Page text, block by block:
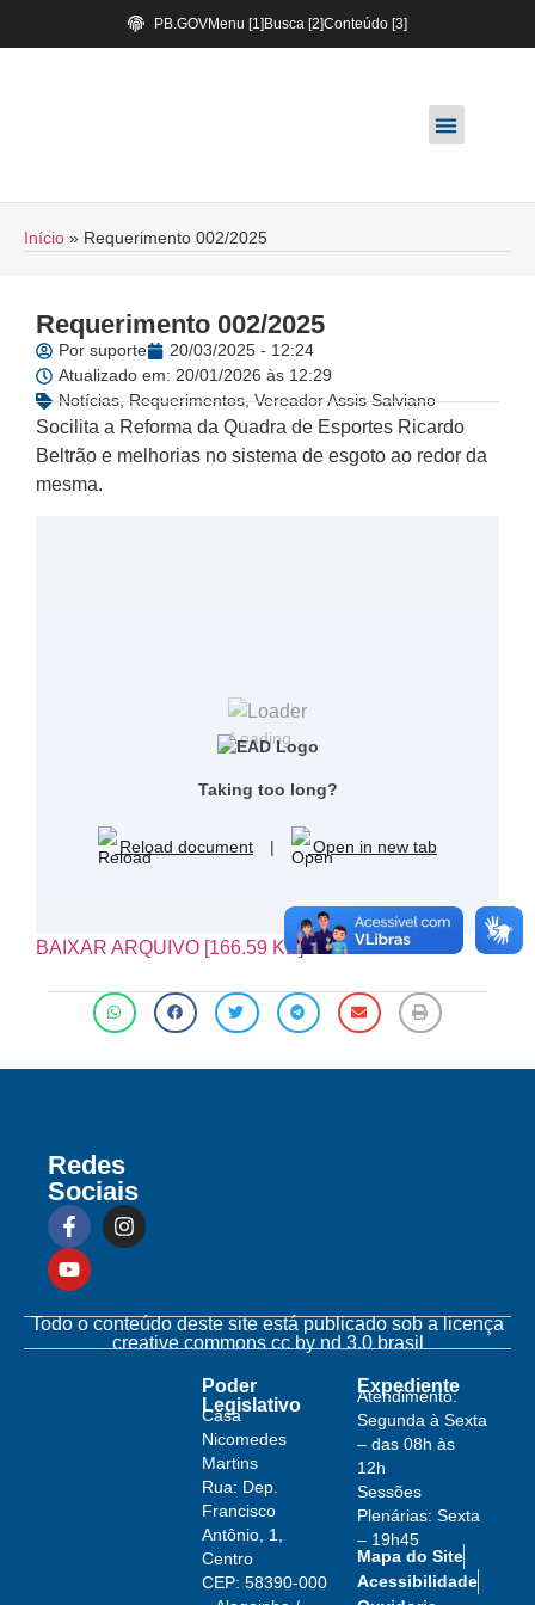
PB.GOVMenu [1] Busca [2]Conteúdo [3]
Início » Requerimento 002/2025
Requerimento 002/2025
Por suporte
20/03/2025 - 12:24
Atualizado em: 20/01/2026 às 12:29
Notícias,Requerimentos,Vereador Assis Salviano
Socilita a Reforma da Quadra de Esportes Ricardo
Beltrão e melhorias no sistema de esgoto ao redor da
mesma.
Loading...
Taking too long?
Reload document | Open in new tab
BAIXAR ARQUIVO [166.59 KB]
Redes
Sociais
Todo o conteúdo deste site está publicado sob a licença
creative commons cc by nd 3.0 brasil
Poder
Legislativo
Casa
Nicomedes
Martins
Rua: Dep.
Francisco
Antônio, 1,
Centro
CEP: 58390-000
Expediente
Atendimento:
Segunda à Sexta
– das 08h às
12h
Sessões
Plenárias: Sexta
– 19h45
Mapa do Site
Acessibilidade